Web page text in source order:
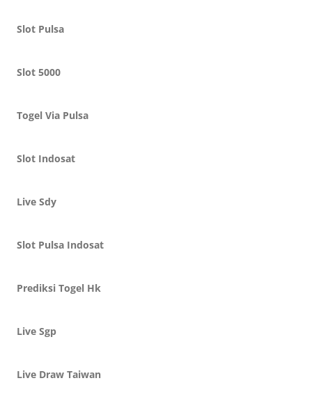
Slot Pulsa
Slot 5000
Togel Via Pulsa
Slot Indosat
Live Sdy
Slot Pulsa Indosat
Prediksi Togel Hk
Live Sgp
Live Draw Taiwan